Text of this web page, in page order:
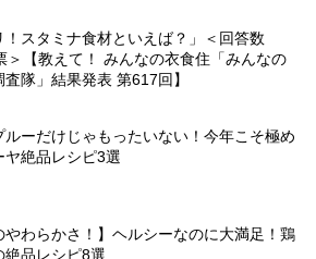
！スタミナ食材といえば？」＜回答数
＞【教えて！ みんなの衣食住「みんなの
査隊」結果発表 第617回】
ルーだけじゃもったいない！今年こそ極め
ヤ絶品レシピ3選
やわらかさ！】ヘルシーなのに大満足！鶏
絶品レシピ8選